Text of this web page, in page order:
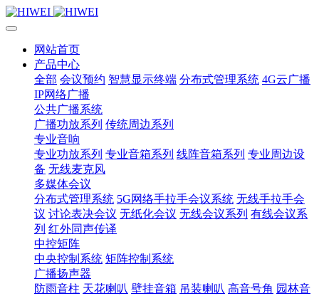
网站首页
产品中心
全部 会议预约 智慧显示终端 分布式管理系统 4G云广播
IP网络广播
公共广播系统
广播功放系列 传统周边系列
专业音响
专业功放系列 专业音箱系列 线阵音箱系列 专业周边设
备 无线麦克风
多媒体会议
分布式管理系统 5G网络手拉手会议系统 无线手拉手会
议 讨论表决会议 无纸化会议 无线会议系列 有线会议系
列 红外同声传译
中控矩阵
中央控制系统 矩阵控制系统
广播扬声器
防雨音柱 天花喇叭 壁挂音箱 吊装喇叭 高音号角 园林音